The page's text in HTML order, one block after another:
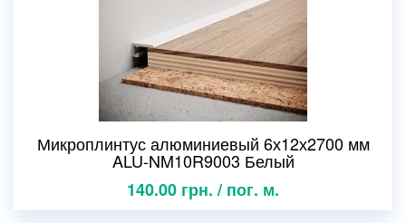
Микроплинтус алюминиевый 6х12х2700 мм
ALU-NM10R9003 Белый
140.00 грн. / пог. м.